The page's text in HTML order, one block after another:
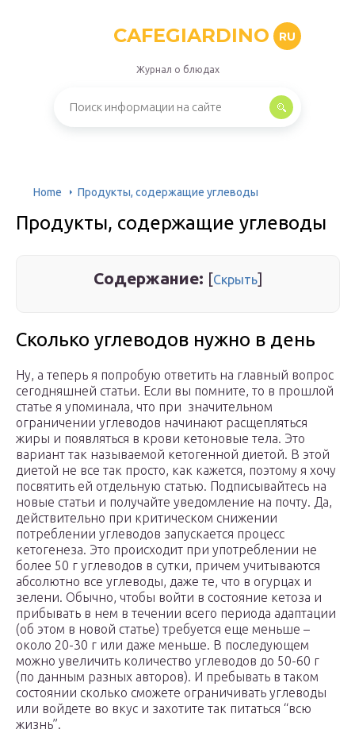
CAFEGIARDINO RU
Журнал о блюдах
Home Продукты, содержащие углеводы
Продукты, содержащие углеводы
Содержание: [Скрыть]
Сколько углеводов нужно в день
Ну, а теперь я попробую ответить на главный вопрос
сегодняшней статьи. Если вы помните, то в прошлой
статье я упоминала, что при значительном
ограничении углеводов начинают расщепляться
жиры и появляться в крови кетоновые тела. Это
вариант так называемой кетогенной диетой. В этой
диетой не все так просто, как кажется, поэтому я хочу
посвятить ей отдельную статью. Подписывайтесь на
новые статьи и получайте уведомление на почту. Да,
действительно при критическом снижении
потреблении углеводов запускается процесс
кетогенеза. Это происходит при употреблении не
более 50 г углеводов в сутки, причем учитываются
абсолютно все углеводы, даже те, что в огурцах и
зелени. Обычно, чтобы войти в состояние кетоза и
прибывать в нем в течении всего периода адаптации
(об этом в новой статье) требуется еще меньше –
около 20-30 г или даже меньше. В последующем
можно увеличить количество углеводов до 50-60 г
(по данным разных авторов). И пребывать в таком
состоянии сколько сможете ограничивать углеводы
или войдете во вкус и захотите так питаться “всю
жизнь”.